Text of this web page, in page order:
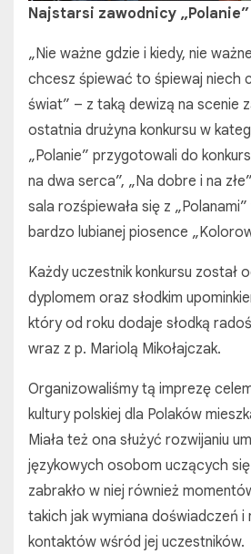
Najstarsi zawodnicy „Polanie”
„Nie ważne gdzie i kiedy, nie
chcesz śpiewać to śpiewaj niech
świat” – z taką dewizą na scenie
ostatnia drużyna konkursu w
„Polanie” przygotowali do
na dwa serca”, „Na dobre i na
sala rozśpiewała się z
bardzo lubianej piosence
Każdy uczestnik konkursu został
dyplomem oraz słodkim
który od roku dodaje słodką
wraz z p. Mariolą Mikołajczak.
Organizowaliśmy tą imprezę
kultury polskiej dla Polaków
Miała też ona służyć rozwijaniu
językowych osobom uczących
zabrakło w niej również
takich jak wymiana doświadczeń i
kontaktów wśród jej uczestników.